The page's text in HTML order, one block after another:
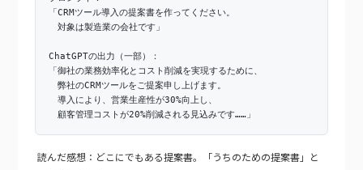
「CRMツール導入の提案書を作ってください。
対象は製造業の会社です」
ChatGPTの出力（一部）：
「御社の業務効率化とコスト削減を実現するために、
弊社のCRMツールをご提案申し上げます。
導入により、営業生産性が30%向上し、
顧客管理コストが20%削減される見込みです……」
読んだ感想：どこにでもある提案書。「うちのための提案書」と